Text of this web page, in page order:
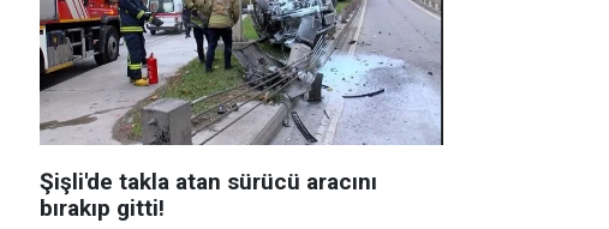
Şişli'de takla atan sürücü aracını
bırakıp gitti!